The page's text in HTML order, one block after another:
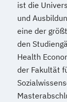
ist die
und
eine der
den
Health
der Fakultät